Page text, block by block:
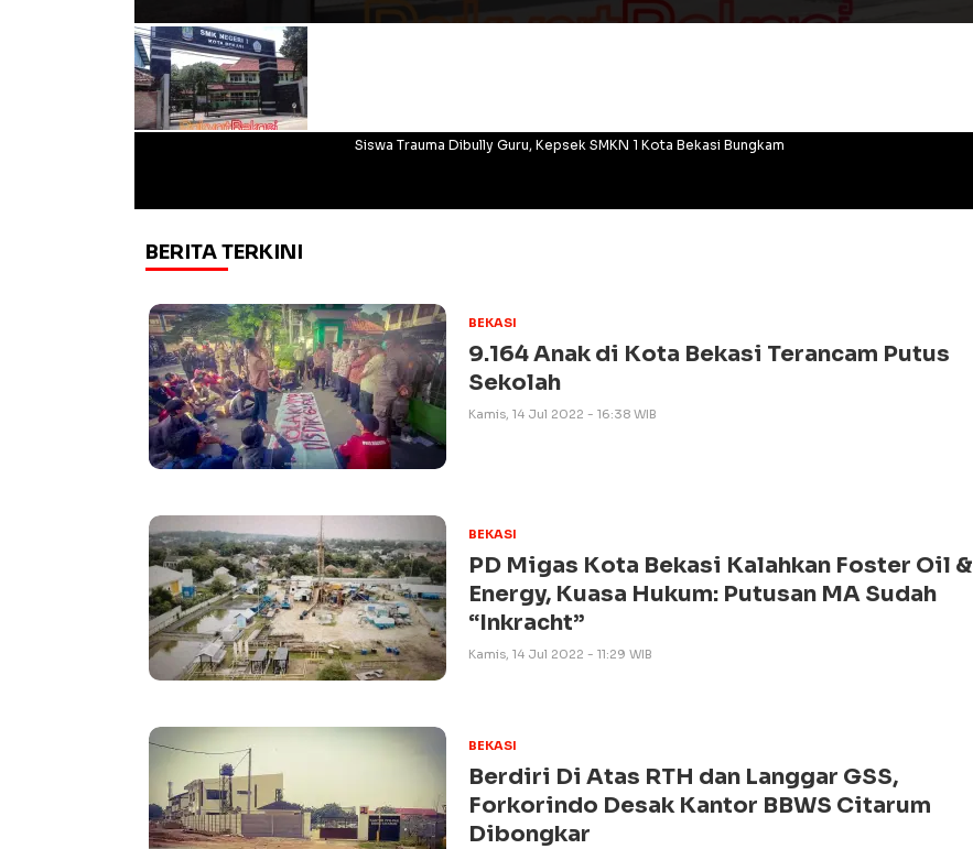
Siswa Trauma Dibully Guru, Kepsek SMKN 1 Kota Bekasi Bungkam
BERITA TERKINI
BEKASI
9.164 Anak di Kota Bekasi Terancam Putus
Sekolah
Kamis, 14 Jul 2022 - 16:38 WIB
BEKASI
PD Migas Kota Bekasi Kalahkan Foster Oil &
Energy, Kuasa Hukum: Putusan MA Sudah
“Inkracht”
Kamis, 14 Jul 2022 - 11:29 WIB
BEKASI
Berdiri Di Atas RTH dan Langgar GSS,
Forkorindo Desak Kantor BBWS Citarum
Dibongkar